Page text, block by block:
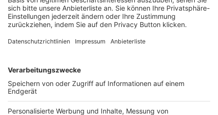
FOLGE DEM BFV
TOP-VEREINE